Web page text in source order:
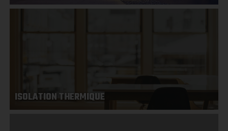
ISOLATION THERMIQUE